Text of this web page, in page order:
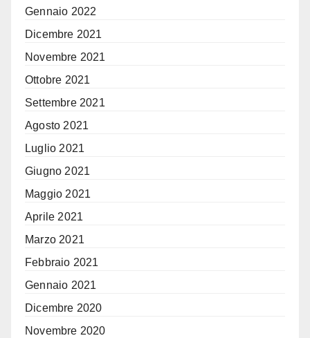
Gennaio 2022
Dicembre 2021
Novembre 2021
Ottobre 2021
Settembre 2021
Agosto 2021
Luglio 2021
Giugno 2021
Maggio 2021
Aprile 2021
Marzo 2021
Febbraio 2021
Gennaio 2021
Dicembre 2020
Novembre 2020